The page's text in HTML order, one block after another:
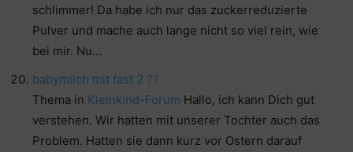
schlimmer! Da habe ich nur das zuckerreduzierte
Pulver und mache auch lange nicht so viel rein, wie
bei mir. Nu…
babymilch mit fast 2 ??
Thema in Kleinkind-Forum Hallo, ich kann Dich gut
verstehen. Wir hatten mit unserer Tochter auch das
Problem. Hatten sie dann kurz vor Ostern darauf